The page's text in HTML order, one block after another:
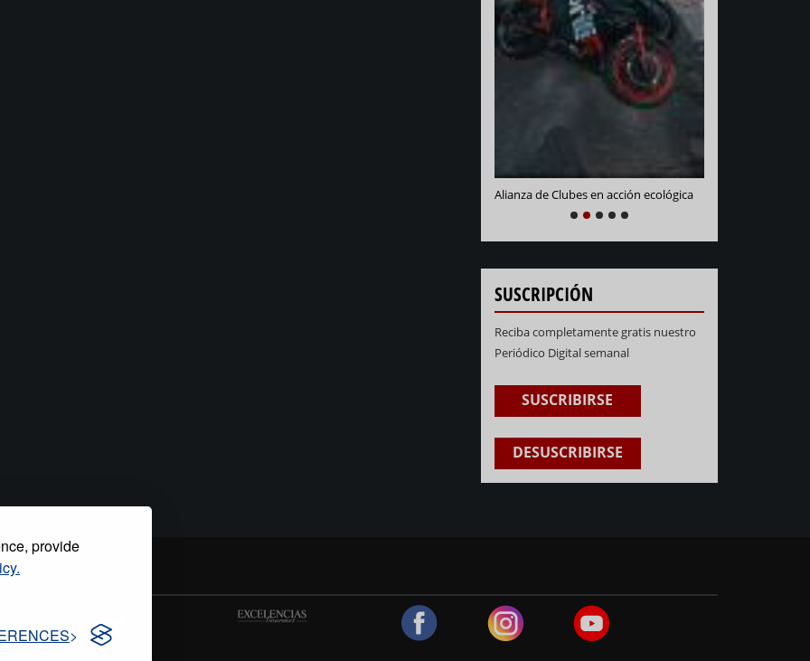
provide
Alianza de Clubes en acción ecológica
PREVIOUS
SUSCRIPCIÓN
Reciba completamente gratis nuestro
Periódico Digital semanal
SUSCRIBIRSE
DESUSCRIBIRSE
de privacidad